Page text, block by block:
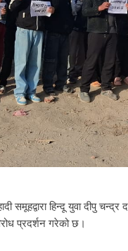
समूहद्वारा हिन्दू युवा दीपु
प्रदर्शन गरेको छ।